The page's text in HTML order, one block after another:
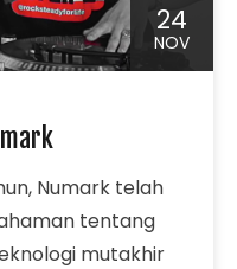
24
NOV
Numark telah
tentang
mutakhir